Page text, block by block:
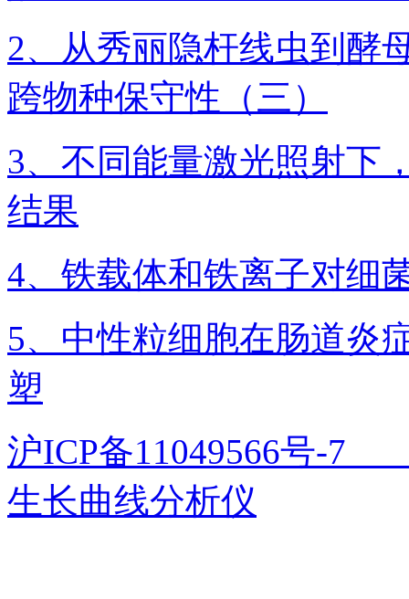
2、从秀丽隐杆线虫到酵
跨物种保守性（三）
3、不同能量激光照射下
结果
4、铁载体和铁离子对细
5、中性粒细胞在肠道炎
塑
沪ICP备11049566号
生长曲线分析仪